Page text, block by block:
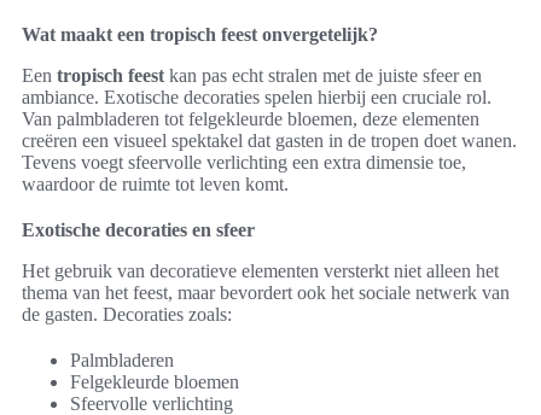
Wat maakt een tropisch feest onvergetelijk?
Een tropisch feest kan pas echt stralen met de juiste sfeer en
ambiance. Exotische decoraties spelen hierbij een cruciale rol.
Van palmbladeren tot felgekleurde bloemen, deze elementen
creëren een visueel spektakel dat gasten in de tropen doet wanen.
Tevens voegt sfeervolle verlichting een extra dimensie toe,
waardoor de ruimte tot leven komt.
Exotische decoraties en sfeer
Het gebruik van decoratieve elementen versterkt niet alleen het
thema van het feest, maar bevordert ook het sociale netwerk van
de gasten. Decoraties zoals:
Palmbladeren
Felgekleurde bloemen
Sfeervolle verlichting